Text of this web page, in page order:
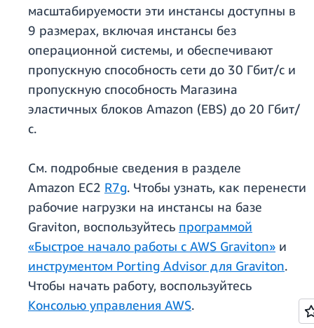
масштабируемости эти инстансы доступны в
9 размерах, включая инстансы без
операционной системы, и обеспечивают
пропускную способность сети до 30 Гбит/с и
пропускную способность Магазина
эластичных блоков Amazon (EBS) до 20 Гбит/
с.
См. подробные сведения в разделе
Amazon EC2 R7g. Чтобы узнать, как перенести
рабочие нагрузки на инстансы на базе
Graviton, воспользуйтесь программой
«Быстрое начало работы с AWS Graviton» и
инструментом Porting Advisor для Graviton.
Чтобы начать работу, воспользуйтесь
Консолью управления AWS.